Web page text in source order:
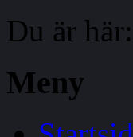
Du är här:
Meny